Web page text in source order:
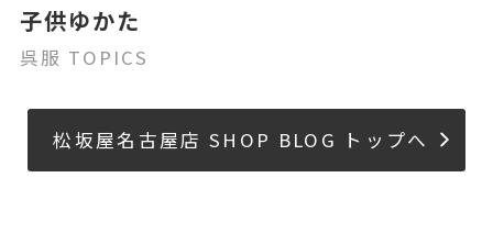
子供ゆかた
呉服 TOPICS
松坂屋名古屋店 SHOP BLOG トップへ